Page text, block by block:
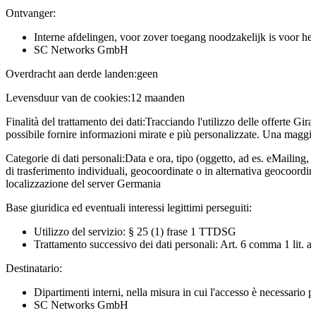
Ontvanger:
Interne afdelingen, voor zover toegang noodzakelijk is voor
SC Networks GmbH
Overdracht aan derde landen:geen
Levensduur van de cookies:12 maanden
Finalità del trattamento dei dati:Tracciando l'utilizzo delle offerte
possibile fornire informazioni mirate e più personalizzate. Una
Categorie di dati personali:Data e ora, tipo (oggetto, ad es.
di trasferimento individuali, geocoordinate o in alternativa
localizzazione del server Germania
Base giuridica ed eventuali interessi legittimi perseguiti:
Utilizzo del servizio: § 25 (1) frase 1 TTDSG
Trattamento successivo dei dati personali: Art. 6 comma 1 lit.
Destinatario:
Dipartimenti interni, nella misura in cui l'accesso è
SC Networks GmbH